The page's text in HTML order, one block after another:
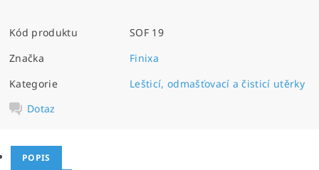
Kód produktu
SOF 19
Značka
Finixa
Kategorie
Lešticí, odmašťovací a čisticí utěrky
Dotaz
POPIS